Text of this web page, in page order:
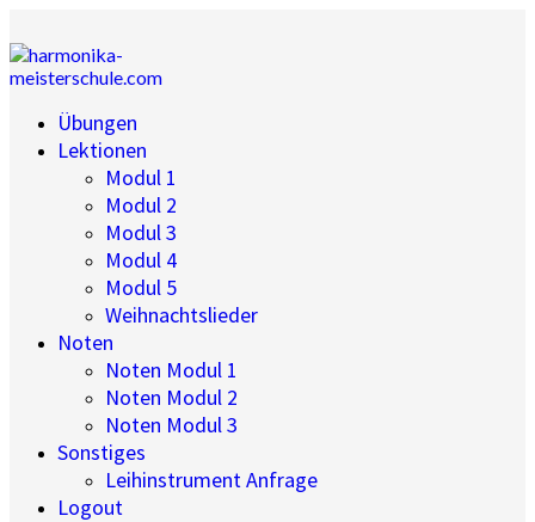
Übungen
Lektionen
Modul 1
Modul 2
Modul 3
Modul 4
Modul 5
Weihnachtslieder
Noten
Noten Modul 1
Noten Modul 2
Noten Modul 3
Sonstiges
Leihinstrument Anfrage
Logout